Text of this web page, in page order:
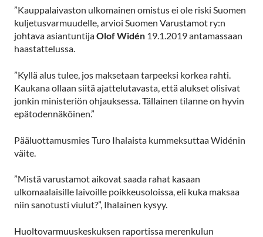
”Kauppalaivaston ulkomainen omistus ei ole riski Suomen
kuljetusvarmuudelle, arvioi Suomen Varustamot ry:n
johtava asiantuntijaOlof Widén 19.1.2019 antamassaan
haastattelussa.
”Kyllä alus tulee, jos maksetaan tarpeeksi korkea rahti.
Kaukana ollaan siitä ajattelutavasta, että alukset olisivat
jonkin ministeriön ohjauksessa. Tällainen tilanne on hyvin
epätodennäköinen.”
Pääluottamusmies Turo Ihalaista kummeksuttaa Widénin
väite.
”Mistä varustamot aikovat saada rahat kasaan
ulkomaalaisille laivoille poikkeusoloissa, eli kuka maksaa
niin sanotusti viulut?”, Ihalainen kysyy.
Huoltovarmuuskeskuksen raportissa merenkulun